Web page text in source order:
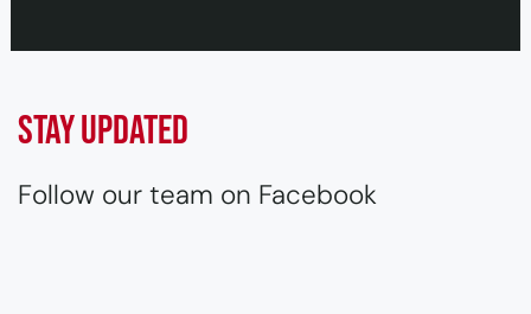
Stay updated
Follow our team on Facebook